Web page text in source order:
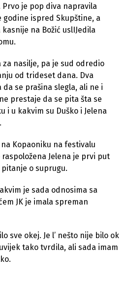
je pop diva napravila
godine ispred Skupštine, a
na Božić uslIJedila
za nasilje, pa je sud odredio
od trideset dana. Dva
da se prašina slegla, ali ne i
prestaje da se pita šta se
i u kakvim su Duško i Jelena
Kopaoniku na festivalu
raspoložena Jelena je prvi put
o suprugu.
je sada odnosima sa
JK je imala spreman
sve okej. Je l’ nešto nije bilo ok
tako tvrdila, ali sada imam